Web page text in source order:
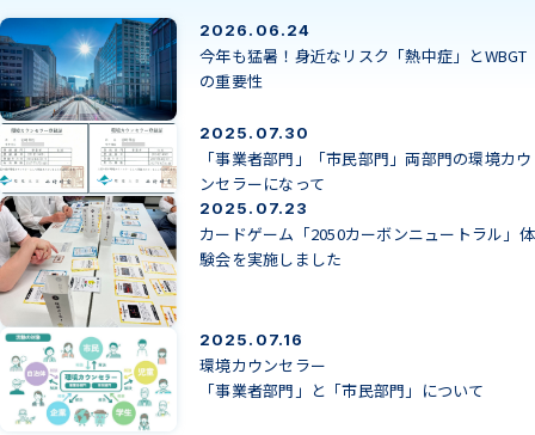
2026.06.24
今年も猛暑！身近なリスク「熱中症」とWBGT
の重要性
2025.07.30
「事業者部門」「市民部門」両部門の環境カウ
ンセラーになって
2025.07.23
カードゲーム「2050カーボンニュートラル」体
験会を実施しました
2025.07.16
環境カウンセラー
「事業者部門」と「市民部門」について